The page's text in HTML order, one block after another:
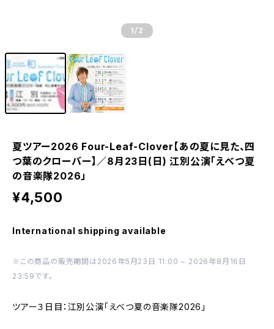
1 /2
夏ツアー2026 Four-Leaf-Clover【あの夏に見た、四
つ葉のクローバー】／8月23日(日) 江別公演「えべつ夏
の音楽隊2026」
¥4,500
International shipping available
※この商品の販売期間は2026年5月23日 11:00 ~ 2026年8月16日
23:59です。
ツアー３日目：江別公演「えべつ夏の音楽隊2026」